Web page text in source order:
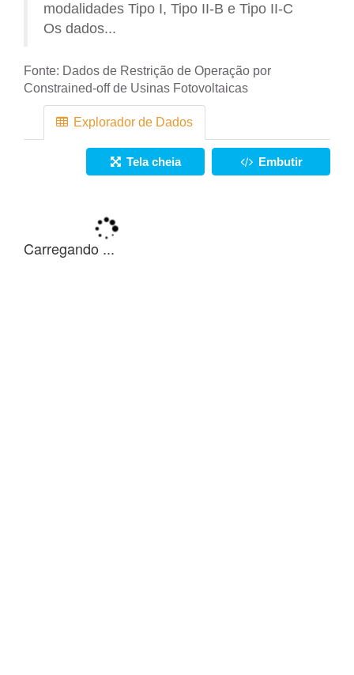
modalidades Tipo I, Tipo II-B e Tipo II-C
Os dados...
Fonte: Dados de Restrição de Operação por
Constrained-off de Usinas Fotovoltaicas
Explorador de Dados
Tela cheia Embutir